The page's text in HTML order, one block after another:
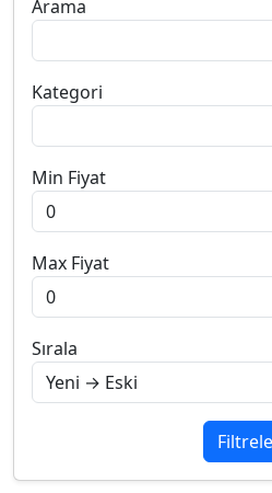
Arama
Kategori
Min Fiyat
Max Fiyat
Sırala
Filtrele